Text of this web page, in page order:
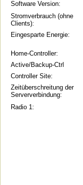
Software Version:
Stromverbrauch (ohne
Clients):
Eingesparte Energie:
Home-Controller:
Active/Backup-Ctrl
Controller Site:
Zeitüberschreitung der
Serververbindung:
Radio 1: